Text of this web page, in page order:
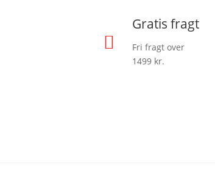
varesiden

Gratis fragt
Fri fragt over
1499 kr.